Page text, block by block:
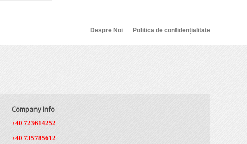
Despre Noi Politica de confidențialitate
Company Info
+40 723614252
+40 735785612